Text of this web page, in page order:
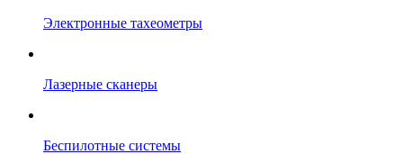
Электронные тахеометры
Лазерные сканеры
Беспилотные системы